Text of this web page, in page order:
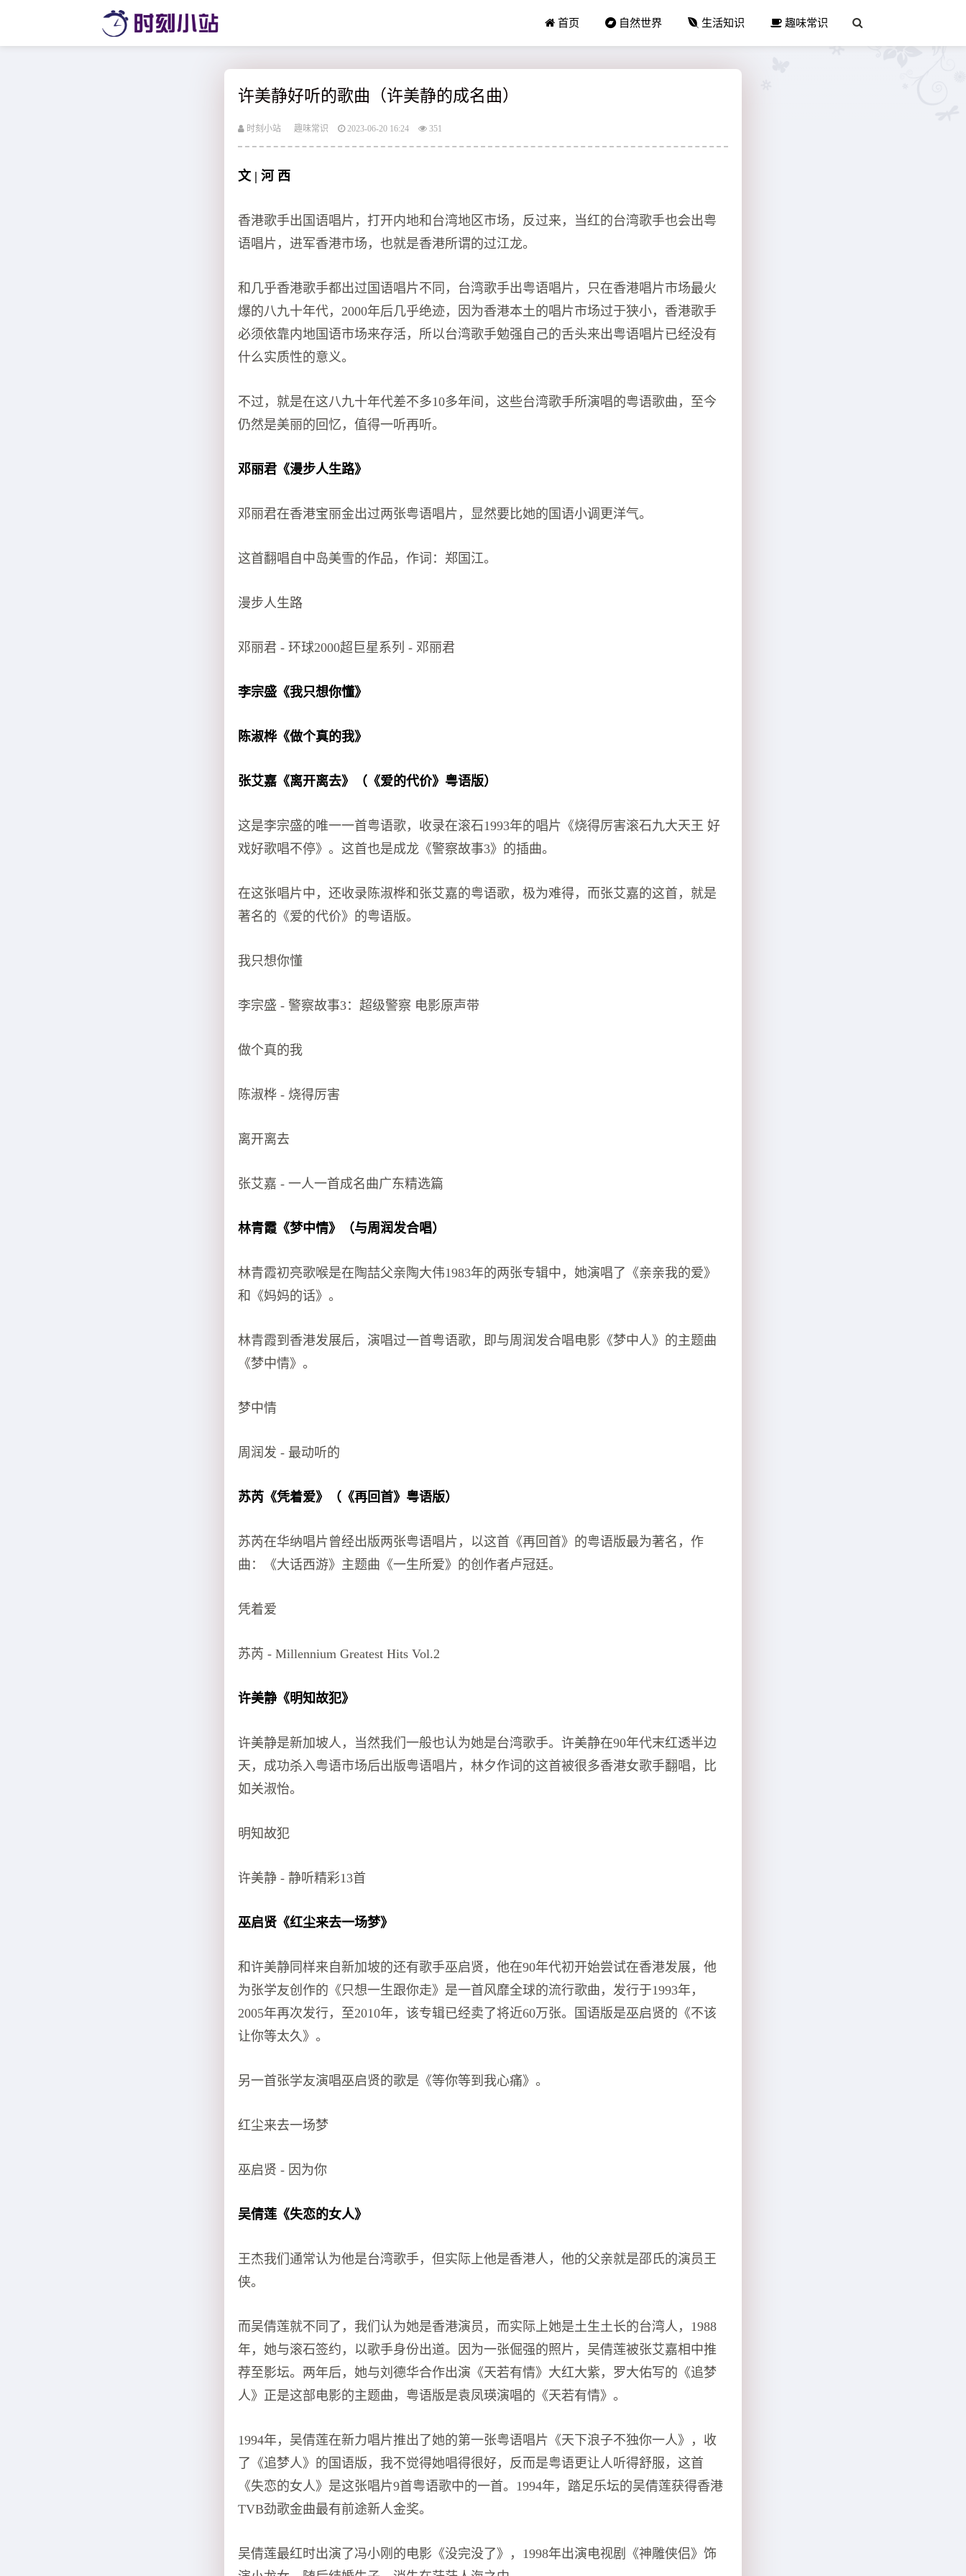
首页 自然世界 生活知识 趣味常识
许美静好听的歌曲（许美静的成名曲）
时刻小站 趣味常识 2023-06-20 16:24 351
文 | 河 西
香港歌手出国语唱片，打开内地和台湾地区市场，反过来，当红的台湾歌手也会出粤
语唱片，进军香港市场，也就是香港所谓的过江龙。
和几乎香港歌手都出过国语唱片不同，台湾歌手出粤语唱片，只在香港唱片市场最火
爆的八九十年代，2000年后几乎绝迹，因为香港本土的唱片市场过于狭小，香港歌手
必须依靠内地国语市场来存活，所以台湾歌手勉强自己的舌头来出粤语唱片已经没有
什么实质性的意义。
不过，就是在这八九十年代差不多10多年间，这些台湾歌手所演唱的粤语歌曲，至今
仍然是美丽的回忆，值得一听再听。
邓丽君《漫步人生路》
邓丽君在香港宝丽金出过两张粤语唱片，显然要比她的国语小调更洋气。
这首翻唱自中岛美雪的作品，作词：郑国江。
漫步人生路
邓丽君 - 环球2000超巨星系列 - 邓丽君
李宗盛《我只想你懂》
陈淑桦《做个真的我》
张艾嘉《离开离去》（《爱的代价》粤语版）
这是李宗盛的唯一一首粤语歌，收录在滚石1993年的唱片《烧得厉害滚石九大天王 好
戏好歌唱不停》。这首也是成龙《警察故事3》的插曲。
在这张唱片中，还收录陈淑桦和张艾嘉的粤语歌，极为难得，而张艾嘉的这首，就是
著名的《爱的代价》的粤语版。
我只想你懂
李宗盛 - 警察故事3：超级警察 电影原声带
做个真的我
陈淑桦 - 烧得厉害
离开离去
张艾嘉 - 一人一首成名曲广东精选篇
林青霞《梦中情》（与周润发合唱）
林青霞初亮歌喉是在陶喆父亲陶大伟1983年的两张专辑中，她演唱了《亲亲我的爱》
和《妈妈的话》。
林青霞到香港发展后，演唱过一首粤语歌，即与周润发合唱电影《梦中人》的主题曲
《梦中情》。
梦中情
周润发 - 最动听的
苏芮《凭着爱》（《再回首》粤语版）
苏芮在华纳唱片曾经出版两张粤语唱片，以这首《再回首》的粤语版最为著名，作
曲：《大话西游》主题曲《一生所爱》的创作者卢冠廷。
凭着爱
苏芮 - Millennium Greatest Hits Vol.2
许美静《明知故犯》
许美静是新加坡人，当然我们一般也认为她是台湾歌手。许美静在90年代末红透半边
天，成功杀入粤语市场后出版粤语唱片，林夕作词的这首被很多香港女歌手翻唱，比
如关淑怡。
明知故犯
许美静 - 静听精彩13首
巫启贤《红尘来去一场梦》
和许美静同样来自新加坡的还有歌手巫启贤，他在90年代初开始尝试在香港发展，他
为张学友创作的《只想一生跟你走》是一首风靡全球的流行歌曲，发行于1993年，
2005年再次发行，至2010年，该专辑已经卖了将近60万张。国语版是巫启贤的《不该
让你等太久》。
另一首张学友演唱巫启贤的歌是《等你等到我心痛》。
红尘来去一场梦
巫启贤 - 因为你
吴倩莲《失恋的女人》
王杰我们通常认为他是台湾歌手，但实际上他是香港人，他的父亲就是邵氏的演员王
侠。
而吴倩莲就不同了，我们认为她是香港演员，而实际上她是土生土长的台湾人，1988
年，她与滚石签约，以歌手身份出道。因为一张倔强的照片，吴倩莲被张艾嘉相中推
荐至影坛。两年后，她与刘德华合作出演《天若有情》大红大紫，罗大佑写的《追梦
人》正是这部电影的主题曲，粤语版是袁凤瑛演唱的《天若有情》。
1994年，吴倩莲在新力唱片推出了她的第一张粤语唱片《天下浪子不独你一人》，收
了《追梦人》的国语版，我不觉得她唱得很好，反而是粤语更让人听得舒服，这首
《失恋的女人》是这张唱片9首粤语歌中的一首。1994年，踏足乐坛的吴倩莲获得香港
TVB劲歌金曲最有前途新人金奖。
吴倩莲最红时出演了冯小刚的电影《没完没了》，1998年出演电视剧《神雕侠侣》饰